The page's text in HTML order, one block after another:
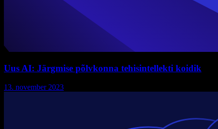
Uus AI: Järgmise põlvkonna tehisintellekti koidik
13. november 2023